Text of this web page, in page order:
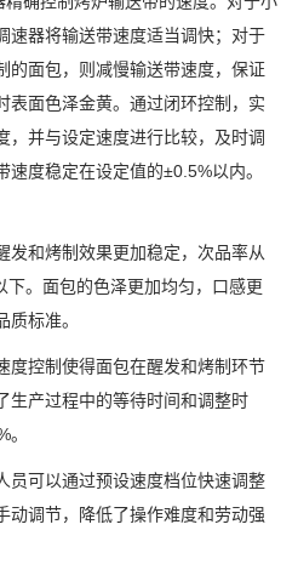
速器将输送带速度适当调快；对于
的面包，则减慢输送带速度，保证
表面色泽金黄。通过闭环控制，实
，并与设定速度进行比较，及时调
度稳定在设定值的±0.5%以内。
发和烤制效果更加稳定，次品率从
下。面包的色泽更加均匀，口感更
标准。
度控制使得面包在醒发和烤制环节
生产过程中的等待时间和调整时
员可以通过预设速度档位快速调整
动调节，降低了操作难度和劳动强